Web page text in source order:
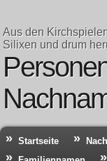
Aus den
Silixen und drum
Startseite